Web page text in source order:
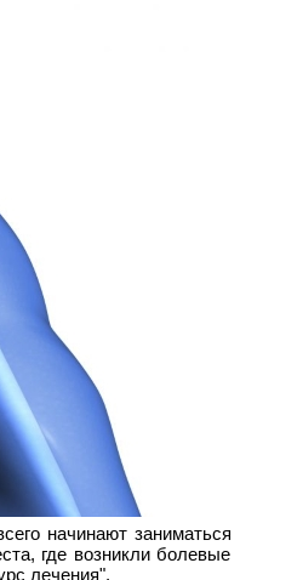
начинают заниматься
где возникли болевые
лечения".